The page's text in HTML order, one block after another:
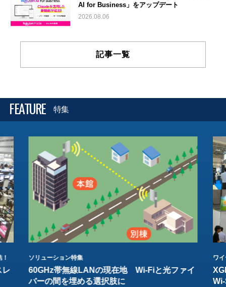
AI for Business」をアップデート
2026.08.06
記事一覧
FEATURE 特集
レ
ソリューション特集
60GHz帯無線LANの現在地 Wi-Fiと光ファイ
バーの間を埋める選択肢に
ワ